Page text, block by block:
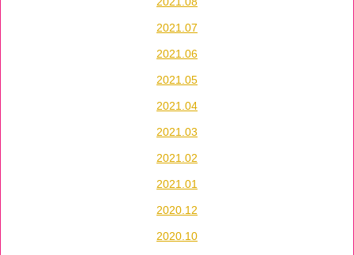
2021.07
2021.06
2021.05
2021.04
2021.03
2021.02
2021.01
2020.12
2020.10